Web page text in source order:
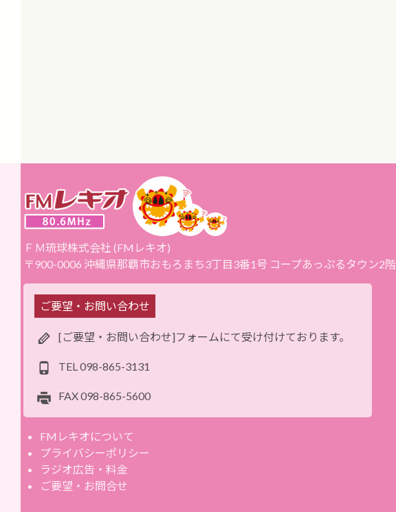
ＦＭ琉球株式会社 (FMレキオ)
〒900-0006 沖縄県那覇市おもろまち3丁目3番1号 コープあっぷるタウン2階
ご要望・お問い合わせ
[ご要望・お問い合わせ]フォームにて受け付けております。
TEL 098-865-3131
FAX098-865-5600
FMレキオについて
プライバシーポリシー
ラジオ広告・料金
ご要望・お問合せ